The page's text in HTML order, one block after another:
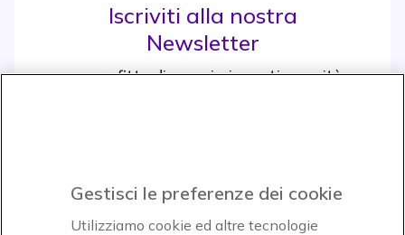
Iscriviti alla nostra
Newsletter
e approfitta di maggiori sconti e novità
Icon
Gestisci le preferenze dei cookie
Utilizziamo cookie ed altre tecnologie